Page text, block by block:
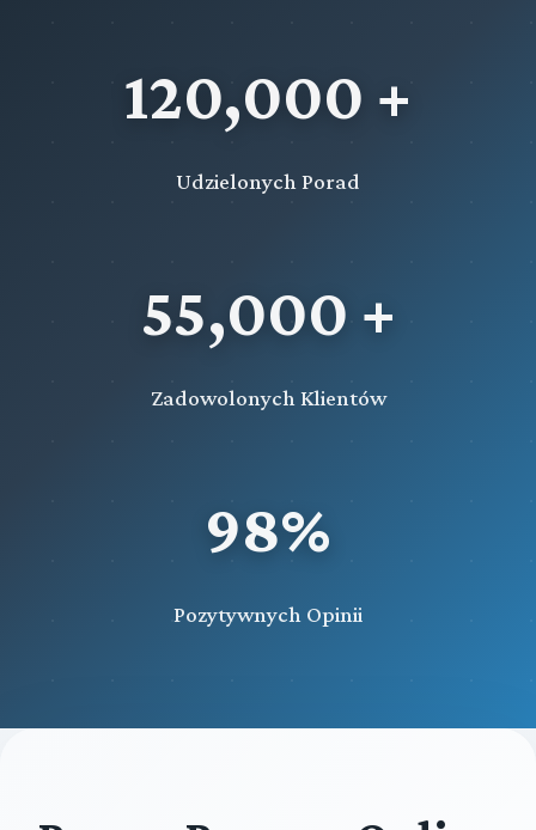
120,000 +
Udzielonych Porad
55,000 +
Zadowolonych Klientów
98%
Pozytywnych Opinii